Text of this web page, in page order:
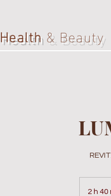
Health& Beauty
Spacio Vivo
2 h 40